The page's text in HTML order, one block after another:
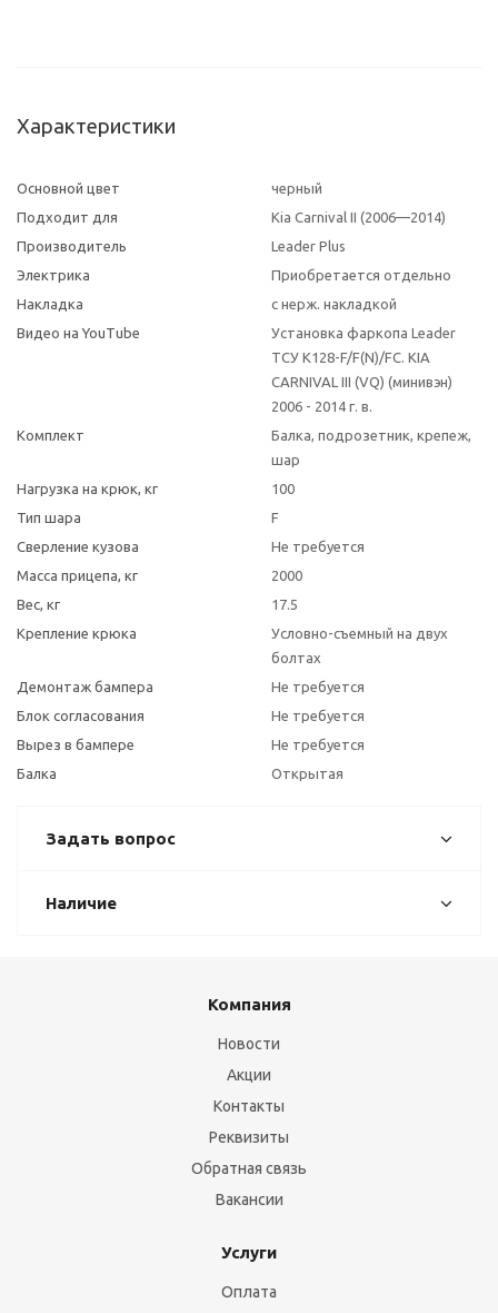
Характеристики
Основной цвет
черный
Подходит для
Kia Carnival II (2006—2014)
Производитель
Leader Plus
Электрика
Приобретается отдельно
Накладка
с нерж. накладкой
Видео на YouTube
Установка фаркопа Leader
ТСУ K128-F/F(N)/FC. KIA
CARNIVAL III (VQ) (минивэн)
2006 - 2014 г. в.
Комплект
Балка, подрозетник, крепеж,
шар
Нагрузка на крюк, кг
100
Тип шара
F
Сверление кузова
Не требуется
Масса прицепа, кг
2000
Вес, кг
17.5
Крепление крюка
Условно-съемный на двух
болтах
Демонтаж бампера
Не требуется
Блок согласования
Не требуется
Вырез в бампере
Не требуется
Балка
Открытая
Задать вопрос
Наличие
Компания
Новости
Акции
Контакты
Реквизиты
Обратная связь
Вакансии
Услуги
Оплата